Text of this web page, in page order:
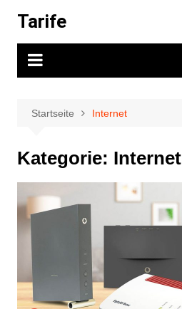
Inhalt
springen
Tarife
Startseite Internet
Kategorie: Internet